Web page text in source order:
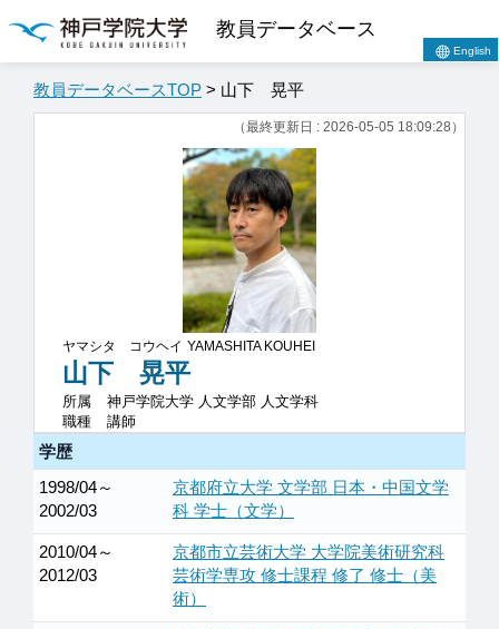
教員データベース
English
教員データベースTOP > 山下 晃平
（最終更新日 : 2026-05-05 18:09:28）
ヤマシタ コウヘイ YAMASHITA KOUHEI
山下 晃平
所属
神戸学院大学 人文学部 人文学科
職種
講師
学歴
1998/04～
2002/03
京都府立大学 文学部 日本・中国文学
科 学士（文学）
2010/04～
2012/03
京都市立芸術大学 大学院美術研究科
芸術学専攻 修士課程 修了 修士（美
術）